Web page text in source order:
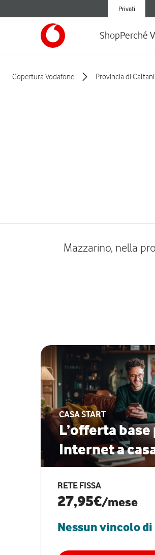
Privati
ShopPerché
Copertura Vodafone Provincia di
Mazzarino, nella
CASA START
L’offerta base
Internet a
RETE FISSA
27,95€/mese
Nessun vincolo